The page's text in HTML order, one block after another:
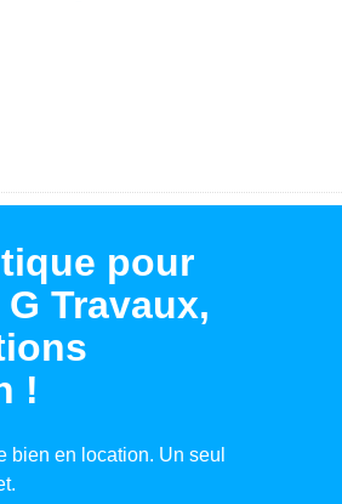
pour
Travaux,
!
bien en location. Un seul